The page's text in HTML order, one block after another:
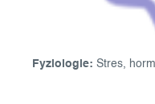
Fyziologie: Stres,